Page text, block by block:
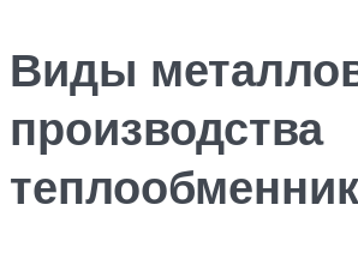
Виды
производства